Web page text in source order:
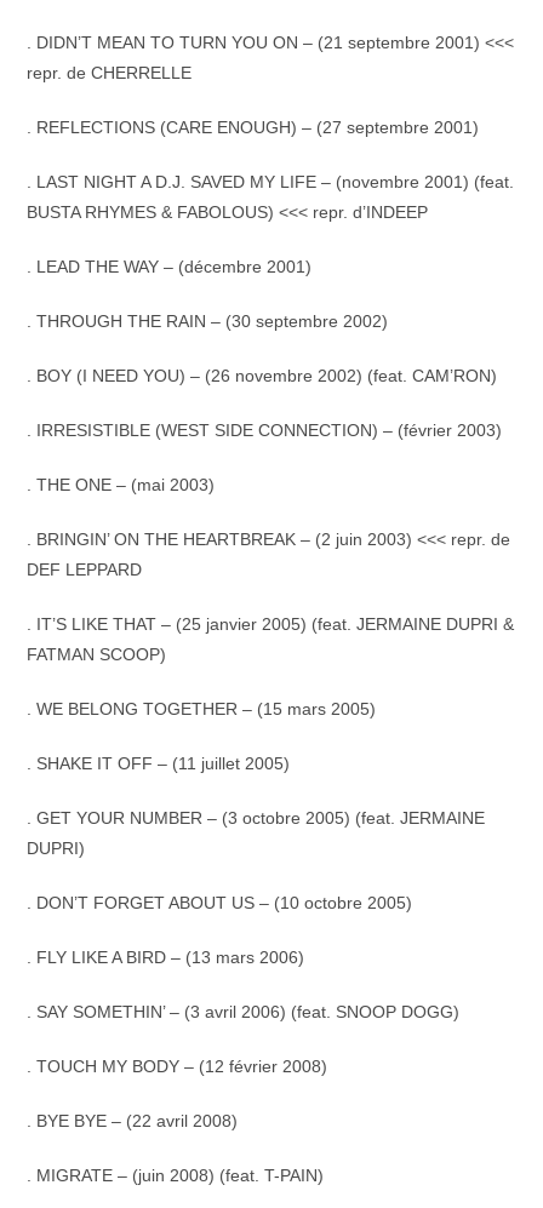
. DIDN’T MEAN TO TURN YOU ON – (21 septembre 2001) <<<
repr. de CHERRELLE
. REFLECTIONS (CARE ENOUGH) – (27 septembre 2001)
. LAST NIGHT A D.J. SAVED MY LIFE – (novembre 2001) (feat.
BUSTA RHYMES & FABOLOUS) <<< repr. d’INDEEP
. LEAD THE WAY – (décembre 2001)
. THROUGH THE RAIN – (30 septembre 2002)
. BOY (I NEED YOU) – (26 novembre 2002) (feat. CAM’RON)
. IRRESISTIBLE (WEST SIDE CONNECTION) – (février 2003)
. THE ONE – (mai 2003)
. BRINGIN’ ON THE HEARTBREAK – (2 juin 2003) <<< repr. de
DEF LEPPARD
. IT’S LIKE THAT – (25 janvier 2005) (feat. JERMAINE DUPRI &
FATMAN SCOOP)
. WE BELONG TOGETHER – (15 mars 2005)
. SHAKE IT OFF – (11 juillet 2005)
. GET YOUR NUMBER – (3 octobre 2005) (feat. JERMAINE
DUPRI)
. DON’T FORGET ABOUT US – (10 octobre 2005)
. FLY LIKE A BIRD – (13 mars 2006)
. SAY SOMETHIN’ – (3 avril 2006) (feat. SNOOP DOGG)
. TOUCH MY BODY – (12 février 2008)
. BYE BYE – (22 avril 2008)
. MIGRATE – (juin 2008) (feat. T-PAIN)